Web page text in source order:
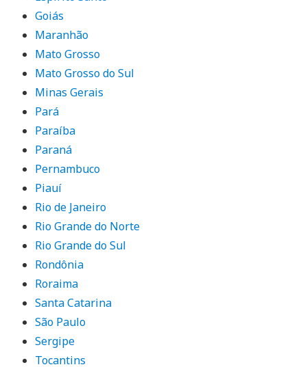
Goiás
Maranhão
Mato Grosso
Mato Grosso do Sul
Minas Gerais
Pará
Paraíba
Paraná
Pernambuco
Piauí
Rio de Janeiro
Rio Grande do Norte
Rio Grande do Sul
Rondônia
Roraima
Santa Catarina
São Paulo
Sergipe
Tocantins